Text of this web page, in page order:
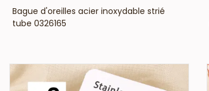
VOIR LE PRIX
Bague d'oreilles acier inoxydable strié
tube 0326165